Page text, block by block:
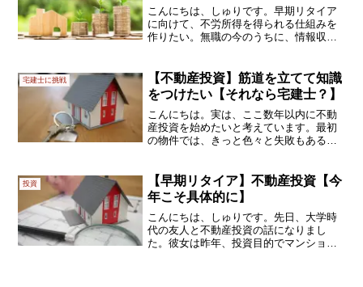
こんにちは、しゅりです。早期リタイア
に向けて、不労所得を得られる仕組みを
作りたい。無職の今のうちに、情報収集
イメージでは、不労所得といえば、「ア
パートの大家さん」です。...
宅建士に挑戦
【不動産投資】筋道を立てて知識
をつけたい【それなら宅建士？】
こんにちは。実は、ここ数年以内に不動
産投資を始めたいと考えています。最初
の物件では、きっと色々と失敗もあるで
時間を長く取れますもんね。というわけ
で、インターネットで情報...
投資
【早期リタイア】不動産投資【今
年こそ具体的に】
こんにちは、しゅりです。先日、大学時
代の友人と不動産投資の話になりまし
た。彼女は昨年、投資目的でマンション